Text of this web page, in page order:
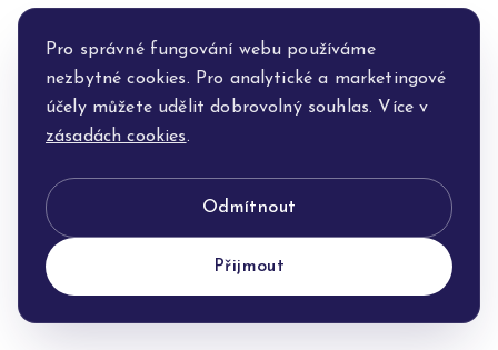
Pro správné fungování webu používáme
nezbytné cookies. Pro analytické a marketingové
účely můžete udělit dobrovolný souhlas. Více v
zásadách cookies.
Odmítnout
Přijmout